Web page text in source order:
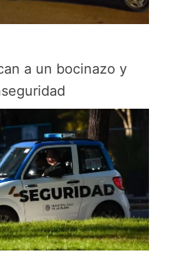
a un bocinazo y